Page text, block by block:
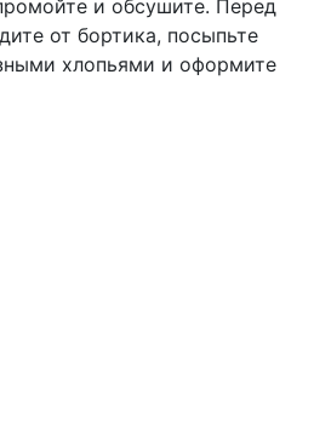
и обсушите. Перед
от бортика, посыпьте
хлопьями и оформите